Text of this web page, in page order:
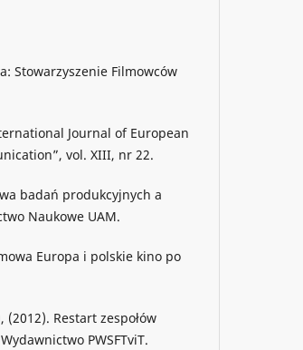
Stowarzyszenie Filmowców
Journal of European
vol. XIII, nr 22.
badań produkcyjnych a
Naukowe UAM.
Europa i polskie kino po
Restart zespołów
PWSFTviT.